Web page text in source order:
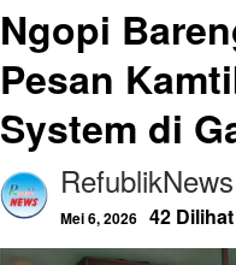
Ngopi
Pesan
System di
RefublikNews
Mei 6, 2026 42 Dilihat